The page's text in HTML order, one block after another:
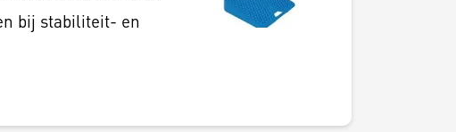
bij stabiliteit- en